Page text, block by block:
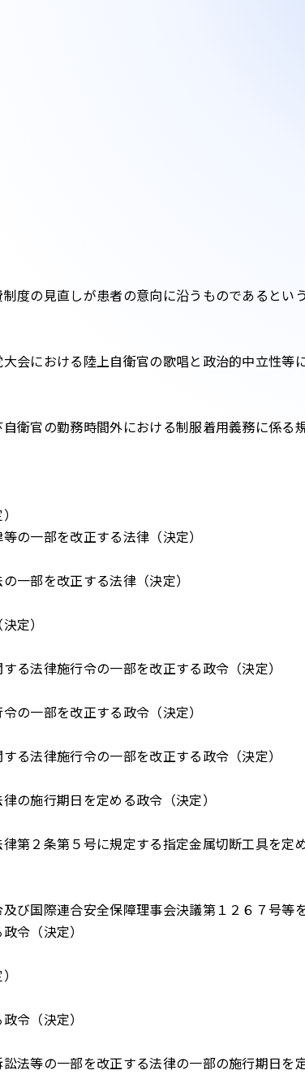
度の見直しが患者の意向に沿うものであるとい
会における陸上自衛官の歌唱と政治的中立性等
衛官の勤務時間外における制服着用義務に係る
の一部を改正する法律（決定）
一部を改正する法律（決定）
定）
る法律施行令の一部を改正する政令（決定）
の一部を改正する政令（決定）
る法律施行令の一部を改正する政令（決定）
の施行期日を定める政令（決定）
第２条第５号に規定する指定金属切断工具を定
び国際連合安全保障理事会決議第１２６７号等
令（決定）
令（決定）
法等の一部を改正する法律の一部の施行期日を